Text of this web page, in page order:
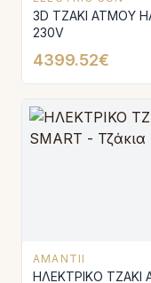
3D ΤΖΑΚΙ ΑΤΜΟΥ
230V
4399.52€
AMANTII